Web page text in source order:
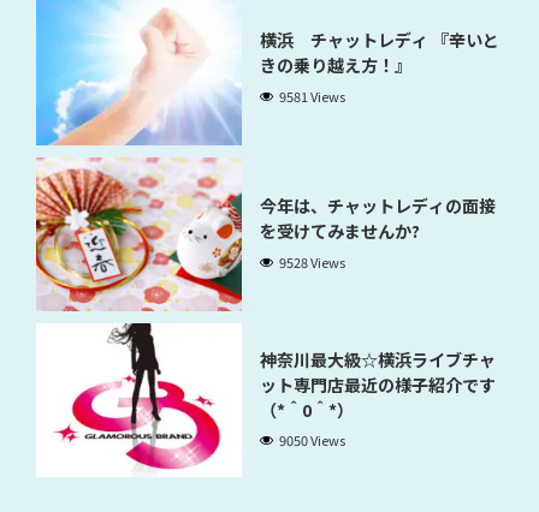
横浜 チャットレディ 『辛いと
きの乗り越え方！』
9581 Views
今年は、チャットレディの面接
を受けてみませんか?
9528 Views
神奈川最大級☆横浜ライブチャ
ット専門店最近の様子紹介です
（*＾0＾*）
9050 Views